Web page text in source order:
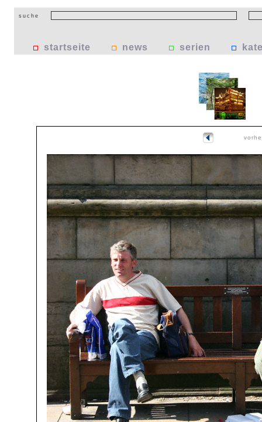
suche
startseite news serien